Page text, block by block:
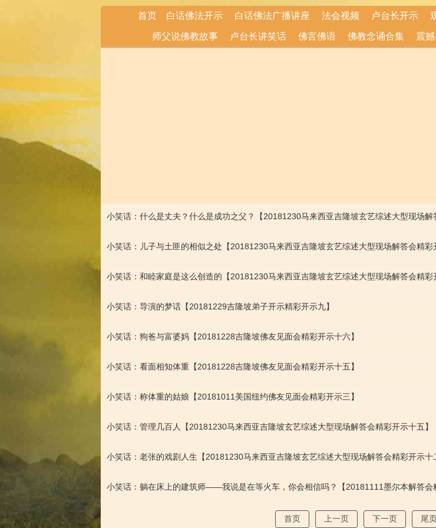
首页 白话佛法开示 白话佛法广播讲座 法会视频 卢台长开示
师父说佛教故事 卢台长讲笑话 佛言佛语 佛教念诵合集 震
小笑话：什么是丈夫？什么是成功之父？【20181230马来西亚吉隆坡玄艺综述大型现场解
小笑话：儿子与土匪的相似之处【20181230马来西亚吉隆坡玄艺综述大型现场解答会精彩
小笑话：和睦家庭是这么创造的【20181230马来西亚吉隆坡玄艺综述大型现场解答会精彩
小笑话：导演的梦话【20181229吉隆坡弟子开示精彩开示九】
小笑话：狗爸与富婆妈【20181228吉隆坡佛友见面会精彩开示十六】
小笑话：看面相知体重【20181228吉隆坡佛友见面会精彩开示十五】
小笑话：称体重的姑娘【20181011美国纽约佛友见面会精彩开示三】
小笑话：管理几百人【20181230马来西亚吉隆坡玄艺综述大型现场解答会精彩开示十五】
小笑话：老张的戏剧人生【20181230马来西亚吉隆坡玄艺综述大型现场解答会精彩开示十
小笑话：躺在床上的建筑师——我说是在等火车，你会相信吗？【20181111墨尔本解答会
首页 上一页 下一页 尾页